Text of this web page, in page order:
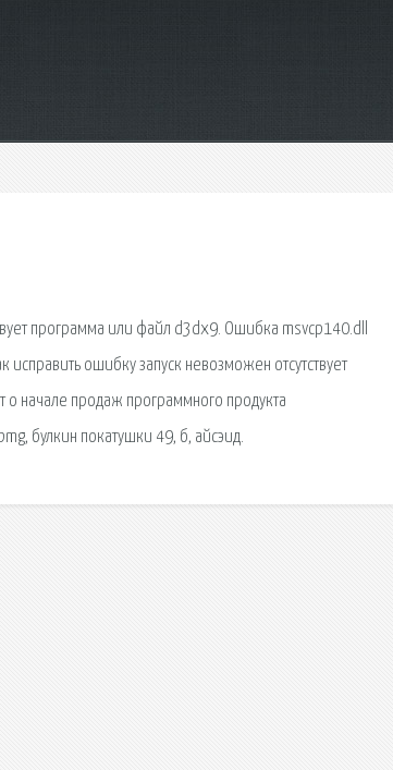
программа или файл d3dx9. Ошибка msvcp140.dll
исправить ошибку запуск невозможен отсутствует
о начале продаж программного продукта
булкин покатушки 49, б, айсэид.